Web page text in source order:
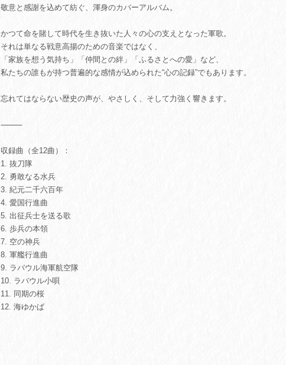
敬意と感謝を込めて紡ぐ、渾身のカバーアルバム。
かつて命を賭して時代を生き抜いた人々の心の支えとなった軍歌。
それは単なる戦意高揚のための音楽ではなく、
「家族を想う気持ち」「仲間との絆」「ふるさとへの愛」など、
私たちの誰もが持つ普遍的な感情が込められた“心の記録”でもあります。
忘れてはならない歴史の声が、やさしく、そして力強く響きます。
⸻
収録曲（全12曲）：
1. 抜刀隊
2. 勇敢なる水兵
3. 紀元二千六百年
4. 愛国行進曲
5. 出征兵士を送る歌
6. 歩兵の本領
7. 空の神兵
8. 軍艦行進曲
9. ラバウル海軍航空隊
10. ラバウル小唄
11. 同期の桜
12. 海ゆかば